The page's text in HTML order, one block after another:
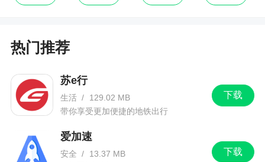
热门推荐
下载
苏e行
生活 /
129.02 MB
带你享受更加便捷的地铁出行
下载
爱加速
安全 /
13.37 MB